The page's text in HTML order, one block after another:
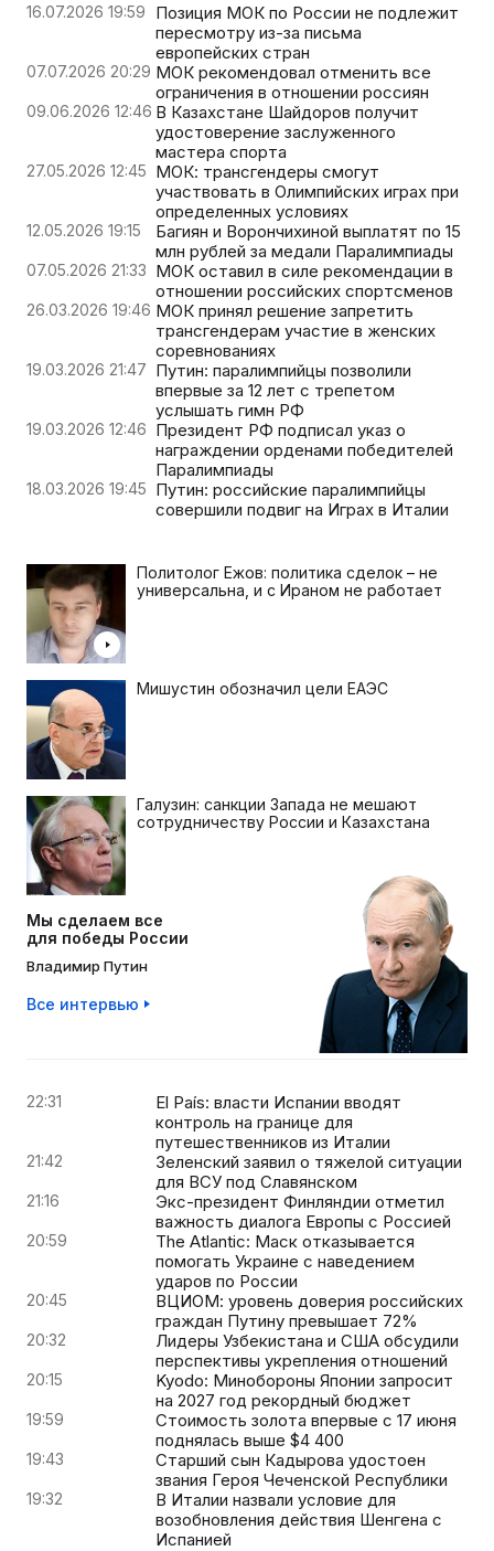
16.07.2026 19:59
Позиция МОК по России не подлежит
пересмотру из-за письма
европейских стран
07.07.2026 20:29 МОК рекомендовал отменить все
ограничения в отношении россиян
09.06.2026 12:46 В Казахстане Шайдоров получит
удостоверение заслуженного
мастера спорта
27.05.2026 12:45 МОК: трансгендеры смогут
участвовать в Олимпийских играх при
определенных условиях
12.05.2026 19:15
Багиян и Ворончихиной выплатят по 15
млн рублей за медали Паралимпиады
07.05.2026 21:33 МОК оставил в силе рекомендации в
отношении российских спортсменов
26.03.2026 19:46 МОК принял решение запретить
трансгендерам участие в женских
соревнованиях
19.03.2026 21:47 Путин: паралимпийцы позволили
впервые за 12 лет с трепетом
услышать гимн РФ
19.03.2026 12:46 Президент РФ подписал указ о
награждении орденами победителей
Паралимпиады
18.03.2026 19:45 Путин: российские паралимпийцы
совершили подвиг на Играх в Италии
Политолог Ежов: политика сделок – не
универсальна, и с Ираном не работает
Мишустин обозначил цели ЕАЭС
Галузин: санкции Запада не мешают
сотрудничеству России и Казахстана
Мы сделаем все
для победы России
Владимир Путин
Все интервью
22:31
El País: власти Испании вводят
контроль на границе для
путешественников из Италии
21:42
Зеленский заявил о тяжелой ситуации
для ВСУ под Славянском
21:16
Экс-президент Финляндии отметил
важность диалога Европы с Россией
20:59
The Atlantic: Маск отказывается
помогать Украине с наведением
ударов по России
20:45
ВЦИОМ: уровень доверия российских
граждан Путину превышает 72%
20:32
Лидеры Узбекистана и США обсудили
перспективы укрепления отношений
20:15
Kyodo: Минобороны Японии запросит
на 2027 год рекордный бюджет
19:59
Стоимость золота впервые с 17 июня
поднялась выше $4 400
19:43
Старший сын Кадырова удостоен
звания Героя Чеченской Республики
19:32
В Италии назвали условие для
возобновления действия Шенгена с
Испанией